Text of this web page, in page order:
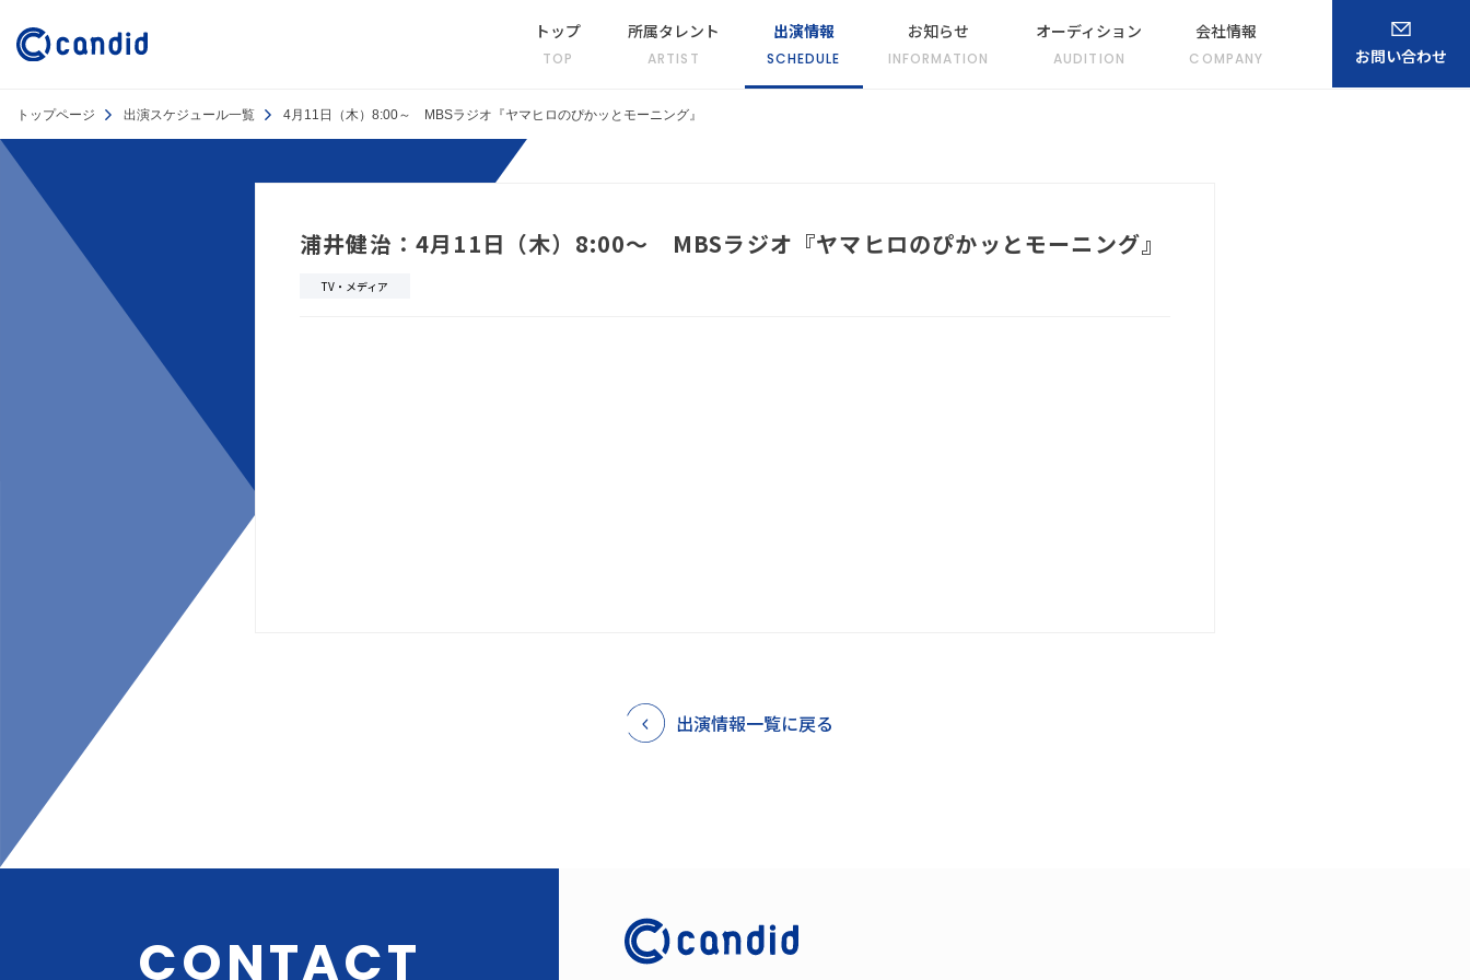
トップ
TOP
所属タレント
ARTIST
出演情報
SCHEDULE
お知らせ
INFORMATION
オーディション
AUDITION
会社情報
COMPANY お問い合わせ
トップページ 出演スケジュール一覧 4月11日（木）8:00～ MBSラジオ『ヤマヒロのぴかッとモーニング』
浦井健治：4月11日（木）8:00～ MBSラジオ『ヤマヒロのぴかッとモーニング』
TV・メディア
出演情報一覧に戻る
CONTACT